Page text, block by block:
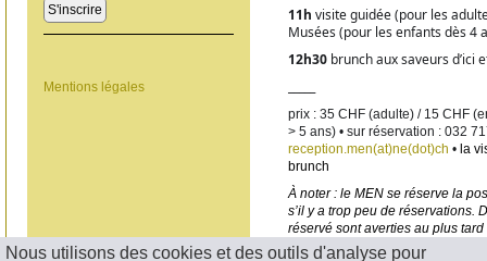
Nous utilisons des cookies et des outils d'analyse pour
S'inscrire
Mentions légales
11h visite guidée (pour les
Musées (pour les enfants dès 4
12h30 brunch aux saveurs d’ici
prix : 35 CHF (adulte) / 15 CHF
reception.men(at)ne(dot)ch • la
brunch
À noter : le MEN se réserve la
s’il y a trop peu de réservations.
réservé sont averties au plus tard
< RETOUR